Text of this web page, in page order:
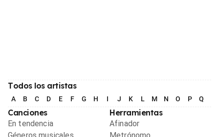
Todos los artistas
A B C D E F G H I J K L M N O P Q
Canciones
En tendencia
Herramientas
Afinador